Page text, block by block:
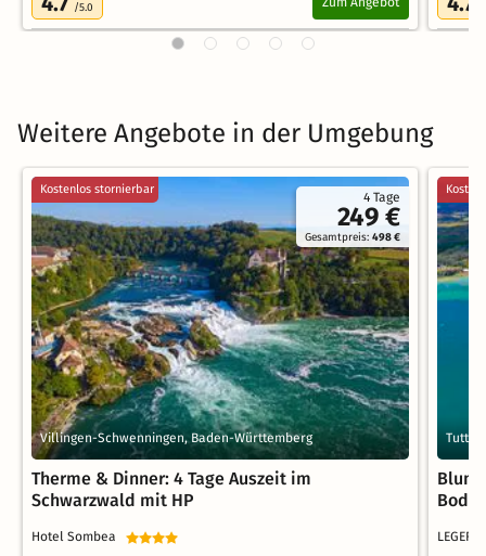
/5.0
Weitere Angebote in der Umgebung
4 Tage
249 €
Gesamtpreis:498 €
Kostenlos stornierbar
Villingen-Schwenningen, Baden-Württemberg
Therme & Dinner: 4 Tage Auszeit im
Schwarzwald mit HP
Hotel Sombea